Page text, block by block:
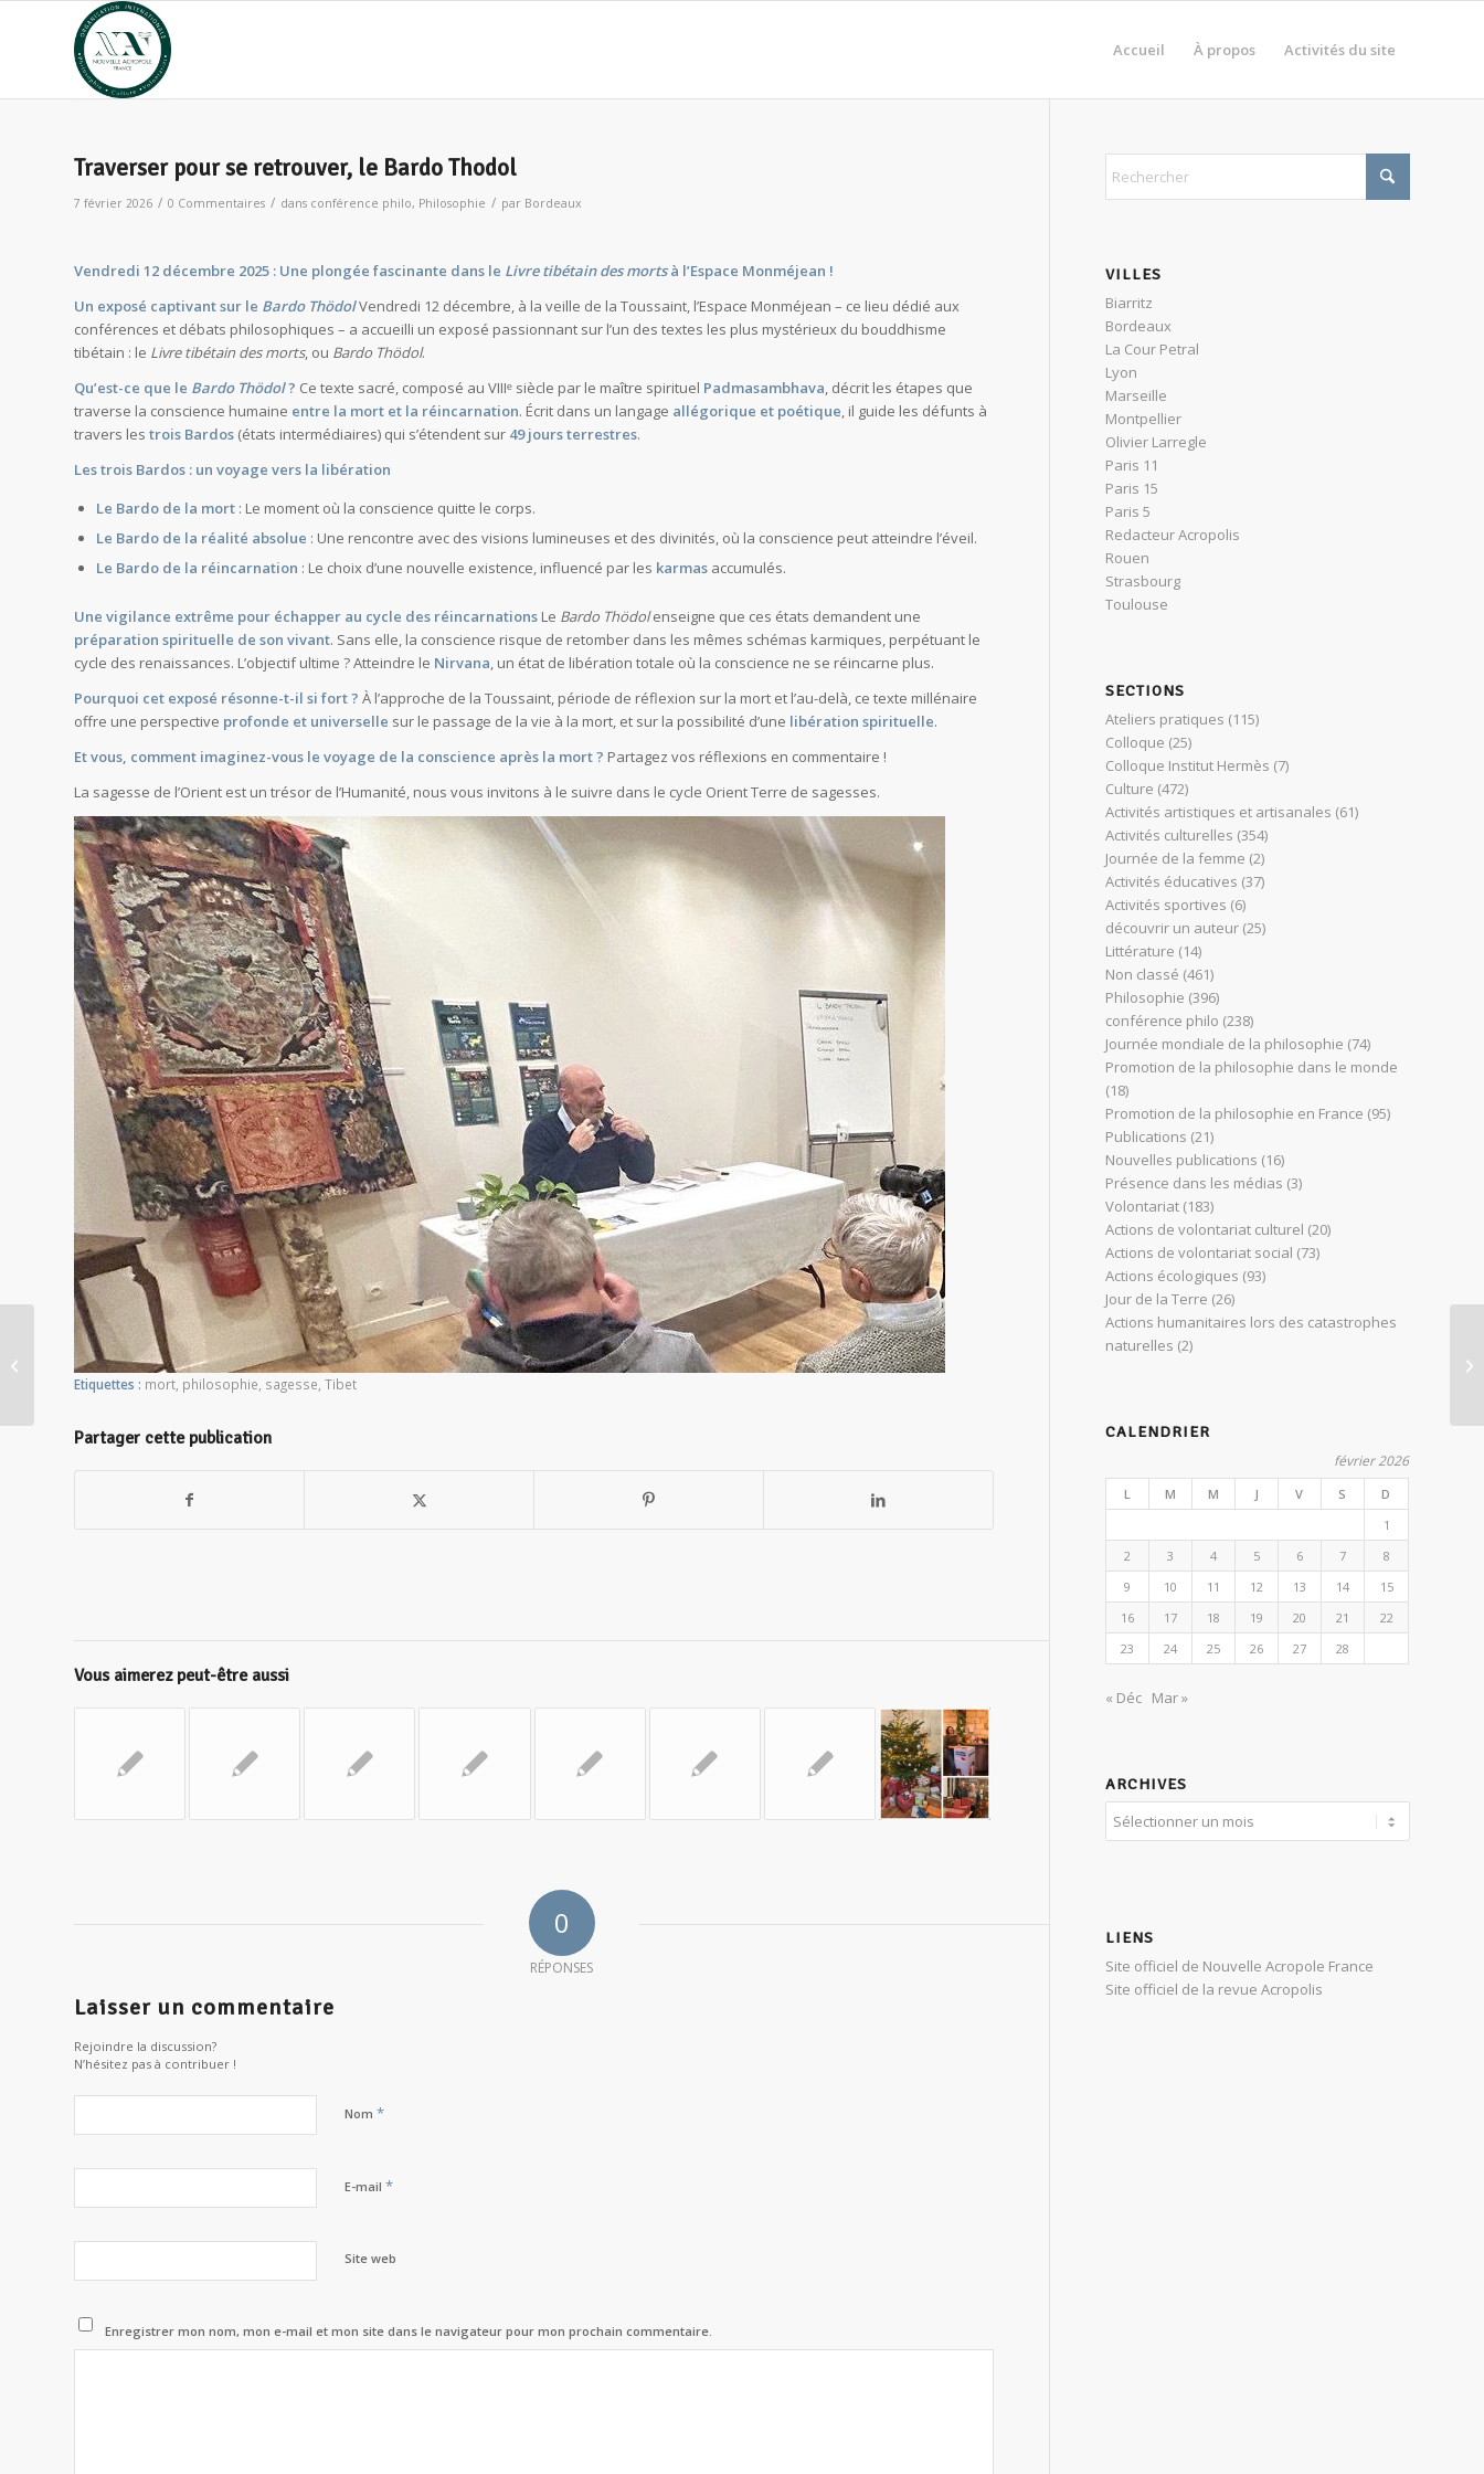
Accueil À propos Activités du site
Traverser pour se retrouver, le Bardo Thodol
7 février 2026 / 0 Commentaires / dans conférence philo, Philosophie / par Bordeaux
Vendredi 12 décembre 2025 : Une plongée fascinante dans le Livre tibétain des mortsà l’Espace Monméjean !
Un exposé captivant sur le Bardo ThödolVendredi 12 décembre, à la veille de la Toussaint, l’Espace Monméjean – ce lieu dédié aux
conférences et débats philosophiques – a accueilli un exposé passionnant sur l’un des textes les plus mystérieux du bouddhisme
tibétain : le Livre tibétain des morts, ou Bardo Thödol.
Qu’est-ce que le Bardo Thödol? Ce texte sacré, composé au VIIIᵉ siècle par le maître spirituel Padmasambhava, décrit les étapes que
traverse la conscience humaine entre la mort et la réincarnation. Écrit dans un langage allégorique et poétique, il guide les défunts à
travers les trois Bardos (états intermédiaires) qui s’étendent sur 49 jours terrestres.
Les trois Bardos : un voyage vers la libération
Le Bardo de la mort : Le moment où la conscience quitte le corps.
Le Bardo de la réalité absolue : Une rencontre avec des visions lumineuses et des divinités, où la conscience peut atteindre l’éveil.
Le Bardo de la réincarnation : Le choix d’une nouvelle existence, influencé par les karmas accumulés.
Une vigilance extrême pour échapper au cycle des réincarnations Le Bardo Thödolenseigne que ces états demandent une
préparation spirituelle de son vivant. Sans elle, la conscience risque de retomber dans les mêmes schémas karmiques, perpétuant le
cycle des renaissances. L’objectif ultime ? Atteindre le Nirvana, un état de libération totale où la conscience ne se réincarne plus.
Pourquoi cet exposé résonne-t-il si fort ? À l’approche de la Toussaint, période de réflexion sur la mort et l’au-delà, ce texte millénaire
offre une perspective profonde et universelle sur le passage de la vie à la mort, et sur la possibilité d’une libération spirituelle.
Et vous, comment imaginez-vous le voyage de la conscience après la mort ? Partagez vos réflexions en commentaire !
La sagesse de l’Orient est un trésor de l’Humanité, nous vous invitons à le suivre dans le cycle Orient Terre de sagesses.
Etiquettes : mort, philosophie, sagesse, Tibet
Partager cette publication
Vous aimerez peut-être aussi
0
RÉPONSES
Laisser un commentaire
Rejoindre la discussion?
N’hésitez pas à contribuer !
Nom *
E-mail *
Site web
Enregistrer mon nom, mon e-mail et mon site dans le navigateur pour mon prochain commentaire.
VILLES
Biarritz
Bordeaux
La Cour Petral
Lyon
Marseille
Montpellier
Olivier Larregle
Paris 11
Paris 15
Paris 5
Redacteur Acropolis
Rouen
Strasbourg
Toulouse
SECTIONS
Ateliers pratiques (115)
Colloque (25)
Colloque Institut Hermès (7)
Culture (472)
Activités artistiques et artisanales (61)
Activités culturelles (354)
Journée de la femme (2)
Activités éducatives (37)
Activités sportives (6)
découvrir un auteur (25)
Littérature (14)
Non classé (461)
Philosophie (396)
conférence philo (238)
Journée mondiale de la philosophie (74)
Promotion de la philosophie dans le monde
(18)
Promotion de la philosophie en France (95)
Publications (21)
Nouvelles publications (16)
Présence dans les médias (3)
Volontariat (183)
Actions de volontariat culturel (20)
Actions de volontariat social (73)
Actions écologiques (93)
Jour de la Terre (26)
Actions humanitaires lors des catastrophes
naturelles (2)
CALENDRIER
février 2026
L M M J V S
D
1
2
3 4 5 6 7
8
9
10 11 12 13 14
15
16
17 18 19 20 21
22
23
24 25 26 27 28
« Déc Mar »
ARCHIVES
LIENS
Site officiel de Nouvelle Acropole France
Site officiel de la revue Acropolis
Atelier philo : Croire ou savoir ?
dépasser la pensée unique